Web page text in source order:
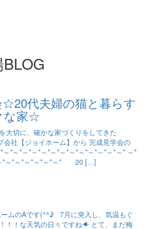
代夫婦の猫と暮らす
な家☆
大切に、確かな家づくりをしてきた
会社【ジョイホーム】から 完成見学会の
*～*～*～*～*～*～*～*～*～*～*～*～* ～*
*～*～*～*～*～*～* 20 […]
ムのAです(^^♪ 7月に突入し、気温もぐ
！！な天気の日々ですね☀ とて、まだ梅